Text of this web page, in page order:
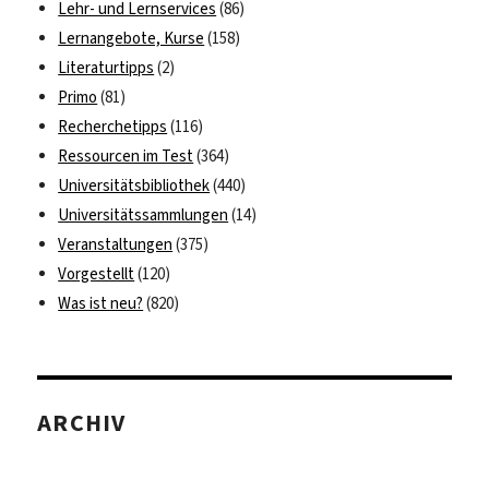
Lehr- und Lernservices (86)
Lernangebote, Kurse (158)
Literaturtipps (2)
Primo (81)
Recherchetipps (116)
Ressourcen im Test(364)
Universitätsbibliothek(440)
Universitätssammlungen (14)
Veranstaltungen (375)
Vorgestellt(120)
Was ist neu? (820)
ARCHIV